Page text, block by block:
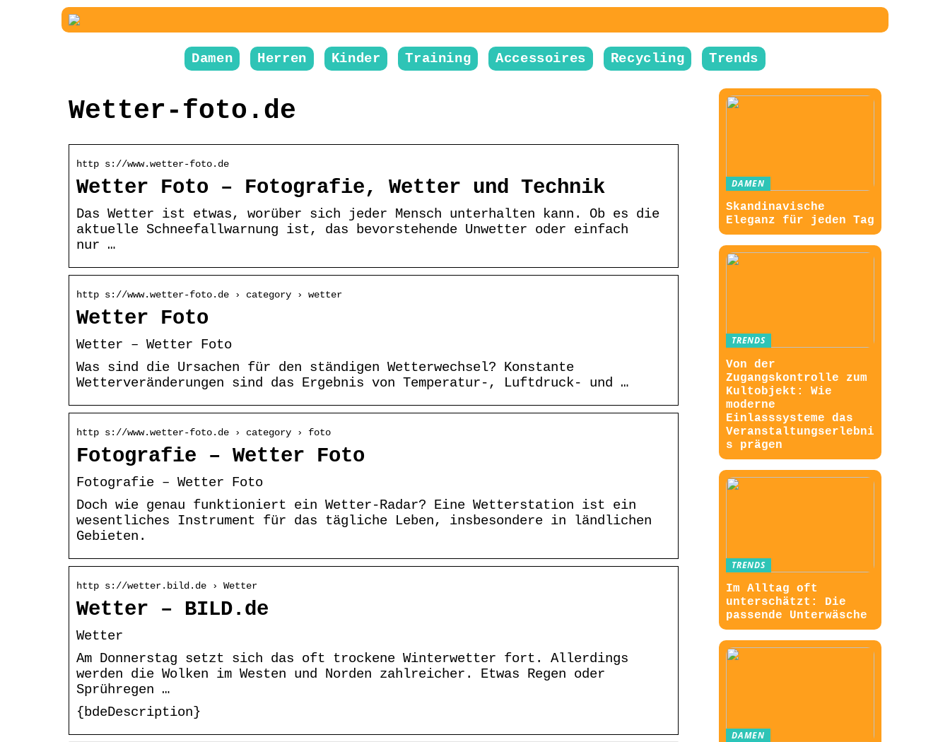
Damen Herren Kinder Training Accessoires Recycling Trends
Wetter-foto.de
http s://www.wetter-foto.de
Wetter Foto – Fotografie, Wetter und Technik
Das Wetter ist etwas, worüber sich jeder Mensch unterhalten kann. Ob es die
aktuelle Schneefallwarnung ist, das bevorstehende Unwetter oder einfach
nur …
http s://www.wetter-foto.de › category › wetter
Wetter Foto
Wetter – Wetter Foto
Was sind die Ursachen für den ständigen Wetterwechsel? Konstante
Wetterveränderungen sind das Ergebnis von Temperatur-, Luftdruck- und …
http s://www.wetter-foto.de › category › foto
Fotografie – Wetter Foto
Fotografie – Wetter Foto
Doch wie genau funktioniert ein Wetter-Radar? Eine Wetterstation ist ein
wesentliches Instrument für das tägliche Leben, insbesondere in ländlichen
Gebieten.
http s://wetter.bild.de › Wetter
Wetter – BILD.de
Wetter
Am Donnerstag setzt sich das oft trockene Winterwetter fort. Allerdings
werden die Wolken im Westen und Norden zahlreicher. Etwas Regen oder
Sprühregen …
{bdeDescription}
DAMEN
Skandinavische
Eleganz für jeden Tag
TRENDS
Von der
Zugangskontrolle zum
Kultobjekt: Wie
moderne
Einlasssysteme das
Veranstaltungserlebni
s prägen
TRENDS
Im Alltag oft
unterschätzt: Die
passende Unterwäsche
DAMEN